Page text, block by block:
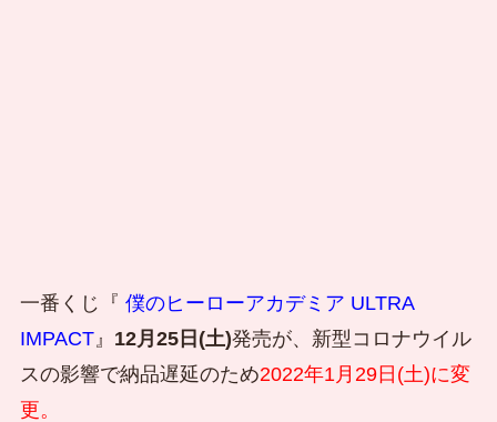
一番くじ『 僕のヒーローアカデミア ULTRA
IMPACT』 12月25日(土)発売が、新型コロナウイル
スの影響で納品遅延のため2022年1月29日(土)に変
更。